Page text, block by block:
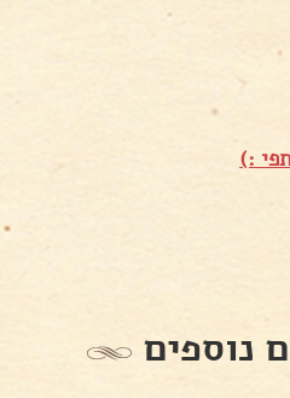
:)
נוספים